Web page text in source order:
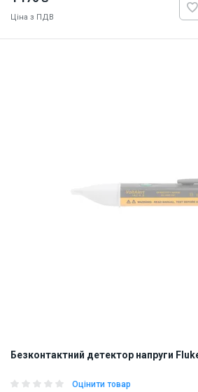
Ціна з ПДВ
Безконтактний детектор напруги
Оцінити товар